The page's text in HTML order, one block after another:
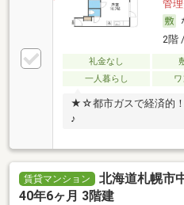
管
2階
礼金なし
一人暮らし
★☆都市ガスで経済的！
♪
賃貸マンション
北海道札幌市
40年6ヶ月 3階建